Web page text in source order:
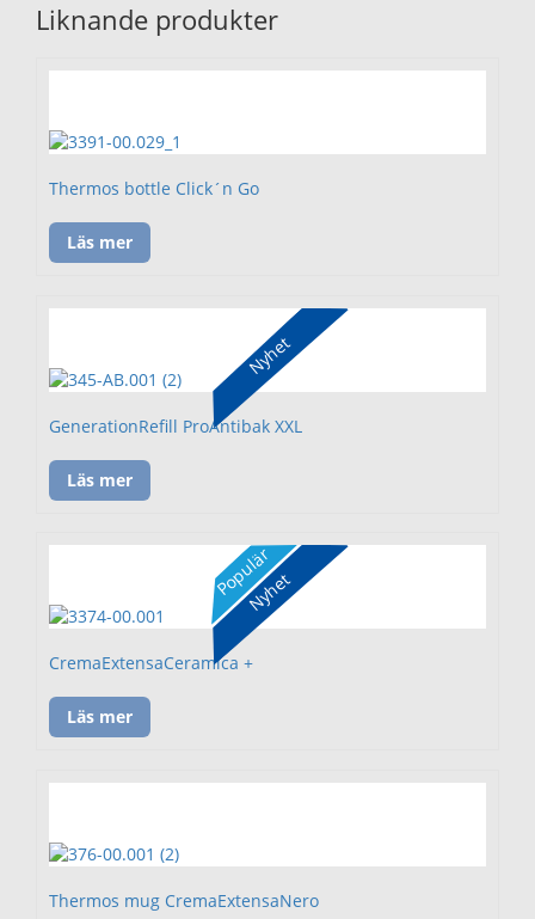
Liknande produkter
Thermos bottle Click´n Go
Läs mer
Nyhet
GenerationRefill ProAntibak XXL
Läs mer
Populär
Nyhet
CremaExtensaCeramica +
Läs mer
Thermos mug CremaExtensaNero